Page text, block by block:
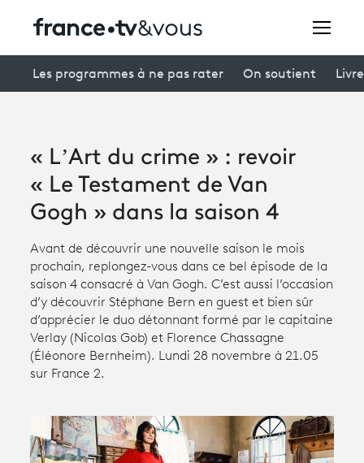
connexion
Avantages fidélité
Creators
À la une
Participer et assister à une émission
À votre écoute
Productions et innovation
Programme tv
Les programmes à ne pas rater On soutient
« L’Art du crime » : revoir
« Le Testament de Van
Gogh » dans la saison 4
Avant de découvrir une nouvelle saison le mois
prochain, replongez-vous dans ce bel épisode de la
saison 4 consacré à Van Gogh. C’est aussi l’occasion
d’y découvrir Stéphane Bern en guest et bien sûr
d’apprécier le duo détonnant formé par le capitaine
Verlay (Nicolas Gob) et Florence Chassagne
(Éléonore Bernheim). Lundi 28 novembre à 21.05
sur France 2.